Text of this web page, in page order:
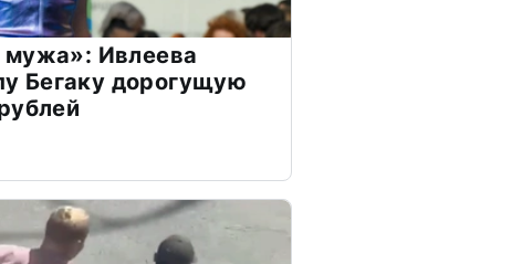
мужа»: Ивлеева
Бегаку дорогущую